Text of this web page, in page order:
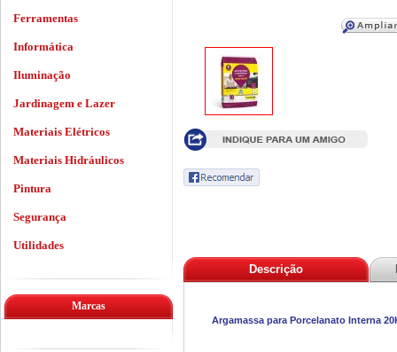
Descrição
Argamassa para Porcelanato Interna
Ferramentas
Informática
Iluminação
Jardinagem e Lazer
Materiais Elétricos
Materiais Hidráulicos
Pintura
Segurança
Utilidades
Marcas